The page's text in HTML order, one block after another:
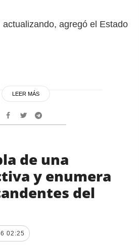
agregó el Estado
LEER MÁS
de una
y enumera
del
02:25